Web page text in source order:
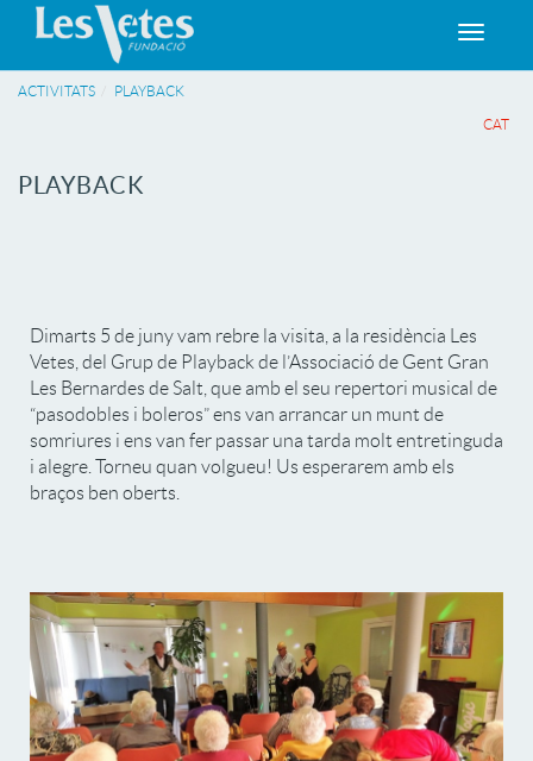
Toggle
ACTIVITATS PLAYBACK
CAT
PLAYBACK
Dimarts 5 de juny vam rebre la visita, a la residència Les
Vetes, del Grup de Playback de l’Associació de Gent Gran
Les Bernardes de Salt, que amb el seu repertori musical de
“pasodobles i boleros” ens van arrancar un munt de
somriures i ens van fer passar una tarda molt entretinguda
i alegre. Torneu quan volgueu! Us esperarem amb els
braços ben oberts.